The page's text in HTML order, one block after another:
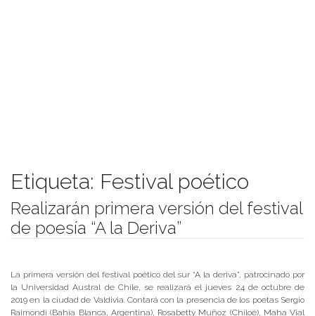
Etiqueta: Festival poético
Realizarán primera versión del festival
de poesía “A la Deriva”
La primera versión del festival poético del sur “A la deriva”, patrocinado por
la Universidad Austral de Chile, se realizará el jueves 24 de octubre de
2019 en la ciudad de Valdivia. Contará con la presencia de los poetas Sergio
Raimondi (Bahía Blanca, Argentina), Rosabetty Muñoz (Chiloé), Maha Vial